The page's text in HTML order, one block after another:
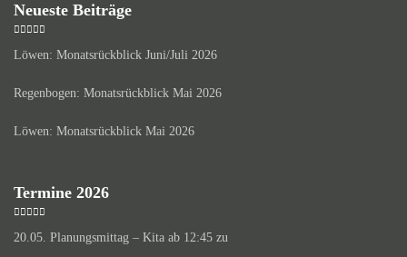
Neueste Beiträge
Löwen: Monatsrückblick Juni/Juli 2026
Regenbogen: Monatsrückblick Mai 2026
Löwen: Monatsrückblick Mai 2026
Termine 2026
20.05. Planungsmittag – Kita ab 12:45 zu